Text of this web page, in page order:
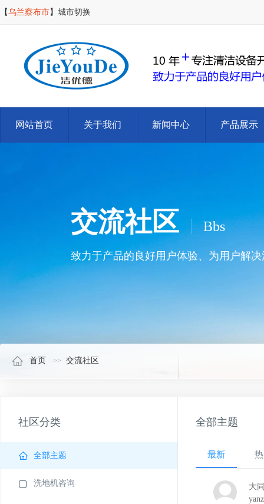
【乌兰察布市】 城市切换
网站首页 关于我们 新闻中心 产品展示
交流社区 Bbs
致力于产品的良好用户体验、为用户解
首页 交流社区
社区分类
全部主题
洗地机咨询
全部主题
最新
大